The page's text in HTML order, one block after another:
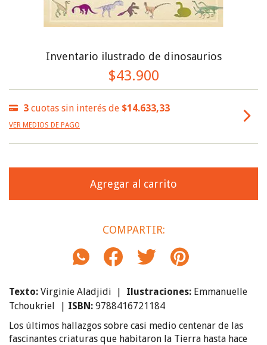
Inventario ilustrado de dinosaurios
$43.900
3 cuotas sin interés de $14.633,33
VER MEDIOS DE PAGO
COMPARTIR:
Texto: Virginie Aladjidi | Ilustraciones: Emmanuelle
Tchoukriel
| ISBN: 9788416721184
Los últimos hallazgos sobre casi medio centenar de las
fascinantes criaturas que habitaron la Tierra hasta hace